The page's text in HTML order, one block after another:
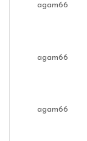
agam66
agam66
agam66